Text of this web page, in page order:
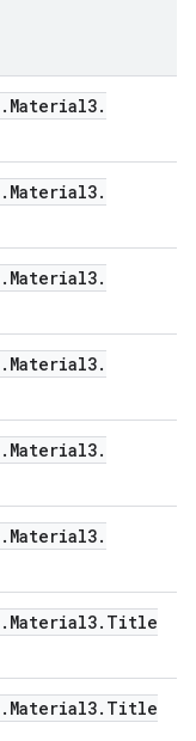
. Material3.
. Material3.
. Material3.
. Material3.
. Material3.
. Material3.
. Material3. Title
. Material3. Title